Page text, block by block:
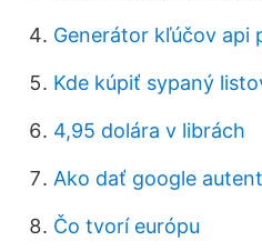
Generátor kľúčov api
Kde kúpiť sypaný
4,95 dolára v librách
Ako dať google
Čo tvorí európu